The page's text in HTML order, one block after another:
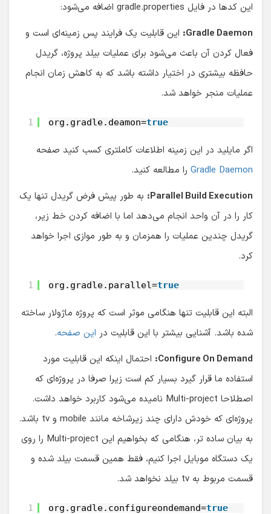
این کدها در فایل gradle.properties اضافه می‌شود:
Gradle Daemon: این قابلیت یک فرایند پس زمینه‌ای است و
فعال کردن آن باعث می‌شود برای عملیات بیلد پروژه، گریدل
حافظه بیشتری در اختیار داشته باشد که به کاهش زمان انجام
عملیات منجر خواهد شد.
1 org.gradle.deamon=true
اگر مایلید در این زمینه اطلاعات کاملتری کسب کنید صفحه
Gradle Daemon را مطالعه کنید.
Parallel Build Execution: به طور پیش فرض گریدل تنها یک
کار را در آن واحد انجام می‌دهد اما با اضافه کردن خط زیر،
گریدل چندین عملیات را همزمان و به طور موازی اجرا خواهد
کرد.
1 org.gradle.parallel=true
البته این قابلیت تنها هنگامی موثر است که پروژه ماژولار ساخته
شده باشد. آشنایی بیشتر با این قابلیت در این صفحه.
Configure On Demand: احتمال اینکه این قابلیت مورد
استفاده ما قرار گیرد بسیار کم است زیرا صرفا در پروژه‌ای که
اصطلاحا Multi-project نامیده می‌شود کاربرد خواهد داشت.
پروژه‌ای که خودش دارای چند زیرشاخه مانند mobile و tv باشد.
به بیان ساده تر، هنگامی که بخواهیم این Multi-project را روی
یک دستگاه موبایل اجرا کنیم، فقط همین قسمت بیلد شده و
قسمت مربوط به tv بیلد نخواهد شد.
1 org.gradle.configureondemand=true